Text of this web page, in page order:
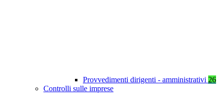
Provvedimenti dirigenti - amministrativi 26
Controlli sulle imprese